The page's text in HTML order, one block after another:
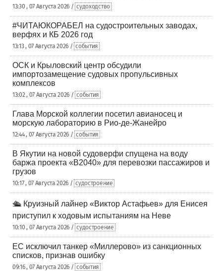
13:30 , 07 Августа 2026 / судоходство
#ЧИТАЮКОРАБЕЛ на судостроительных заводах,
верфях и КБ 2026 год
13:13 , 07 Августа 2026 / события
ОСК и Крыловский центр обсудили
импортозамещение судовых пропульсивных
комплексов
13:02 , 07 Августа 2026 / события
Глава Морской коллегии посетил авианосец и
морскую лабораторию в Рио-де-Жанейро
12:44 , 07 Августа 2026 / события
В Якутии на новой судоверфи спущена на воду
баржа проекта «В2040» для перевозки пассажиров и
грузов
10:17 , 07 Августа 2026 / судостроение
🛳️ Круизный лайнер «Виктор Астафьев» для Енисея
приступил к ходовым испытаниям на Неве
10:10 , 07 Августа 2026 / судостроение
ЕС исключил танкер «Миллерово» из санкционных
списков, признав ошибку
09:16 , 07 Августа 2026 / события